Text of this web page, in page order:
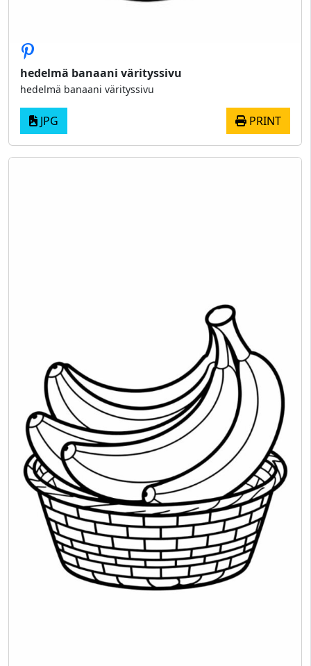
hedelmä banaani värityssivu
hedelmä banaani värityssivu
JPG PRINT